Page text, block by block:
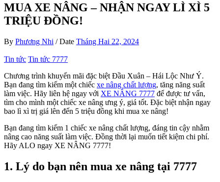
MUA XE NÂNG – NHẬN NGAY LÌ XÌ 5
TRIỆU ĐỒNG!
By Phương Nhi / Date Tháng Hai 22, 2024
Tin tức Tin tức 7777
Chương trình khuyến mãi đặc biệt Đầu Xuân – Hái Lộc Như Ý.
Bạn đang tìm kiếm một chiếc xe nâng chất lượng, tăng năng suất
làm việc. Hãy liên hệ ngay với XE NÂNG 7777 để được tư vấn,
tìm cho mình một chiếc xe nâng ưng ý, giá tốt. Đặc biệt nhận ngay
bao lì xì trị giá lên đến 5 triệu đồng khi mua xe nâng!
Bạn đang tìm kiếm 1 chiếc xe nâng chất lượng, đáng tin cậy nhằm
nâng cao năng suất làm việc. Đồng thời lại muốn tiết kiệm chi phí.
Hãy ALO ngay XE NÂNG 7777!
1. Lý do bạn nên mua xe nâng tại 7777